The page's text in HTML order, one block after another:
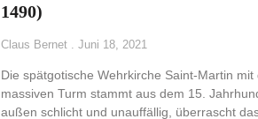
1490)
Claus Bernet Juni 18, 2021
Die spätgotische Wehrkirche Saint-Martin mit
massiven Turm stammt aus dem 15.
außen schlicht und unauffällig, überrascht